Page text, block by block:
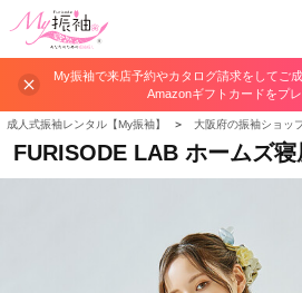
My振袖で来店予約やカタログ請求をしてご
Amazonギフトカードをプレ
成人式振袖レンタル【My振袖】 ＞ 大阪府の振袖ショッ
FURISODE LAB ホームズ寝